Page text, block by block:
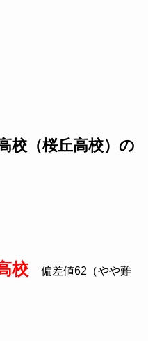
校（桜丘高校）の
校 偏差値62（やや難